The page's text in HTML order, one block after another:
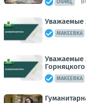
ОФИЦ.
Уважаемые
МАКЕЕВКА
Уважаемые
МАКЕЕВКА